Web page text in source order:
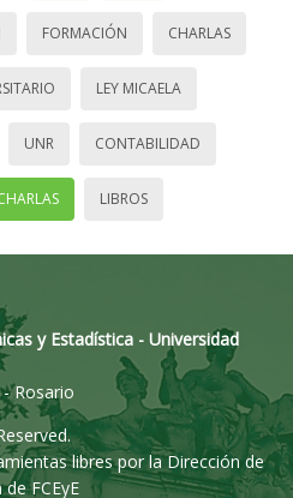
FORMACIÓN CHARLAS
LEY MICAELA
UNR CONTABILIDAD
LIBROS
y Estadística - Universidad
Rosario
libres por la Dirección de
FCEyE